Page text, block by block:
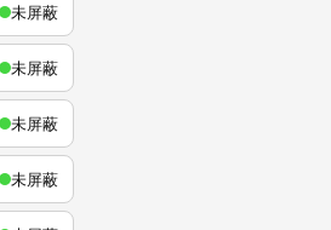
未屏蔽
未屏蔽
未屏蔽
未屏蔽